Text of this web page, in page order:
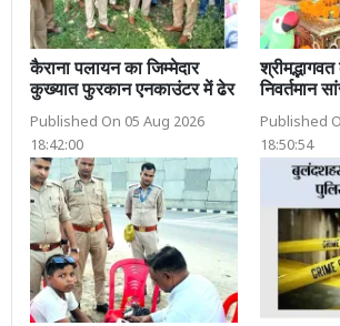
कैराना पलायन का जिम्मेदार
कुख्यात फुरकान एनकाउंटर में ढेर
Published On 05 Aug 2026
18:42:00
निवर्तमान
Published
18:50:54